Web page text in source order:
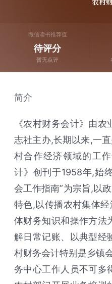
农村
微信读书推荐值
待评分
暂无点评
简介
《农村财务会计》由
志社主办,长期以来,一
村合作经济领域的工
计》创刊于1958年,始
会工作指南”为宗旨,以
特色,以传播农村集体
体财务知识和操作方法
解日常记账、以典型经
村财务会计特别是乡镇
务中心工作人员不可多